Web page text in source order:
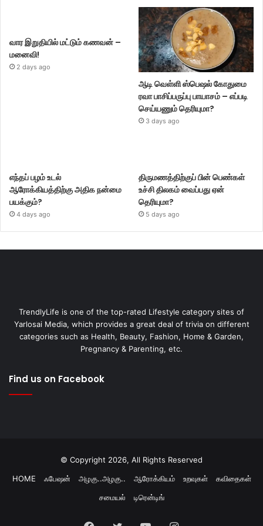
வார இறுதியில் மட்டும் கணவன் –
மனைவி!
2 days ago
ஆடி வெள்ளி ஸ்பெஷல் கோதுமை
ரவா பாசிப்பருப்பு பாயாசம் – எப்படி
செய்யணும் தெரியுமா?
3 days ago
எந்தப் பழம் உடல்
ஆரோக்கியத்திற்கு அதிக நன்மை
பயக்கும்?
4 days ago
திருமணத்திற்குப் பின் பெண்கள்
உச்சி திலகம் வைப்பது ஏன்
தெரியுமா?
5 days ago
TrendlyLife is one of the top-rated Lifestyle category sites of
Yarlosai Media, which provides a great deal of trivia on different
categories such as Health, Beauty, Fashion, Home & Garden,
Pregnancy & Parenting, etc.
Find us on Facebook
© Copyright 2026, All Rights Reserved
HOME
ஃபேஷன் அழகு..அழகு.. ஆரோக்கியம் உறவுகள்
கவிதைகள்
சமையல்
டிரென்டிங்